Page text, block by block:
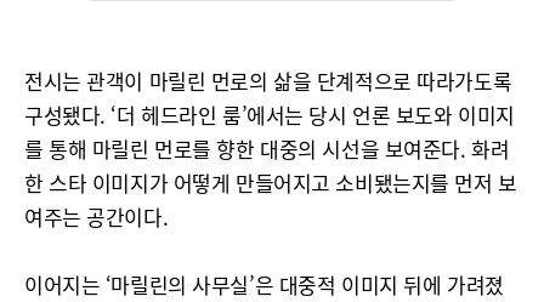
전시는 관객이 마릴린 먼로의 삶을 단계적으로 따라가도록
구성됐다. ‘더 헤드라인 룸’에서는 당시 언론 보도와 이미지
를 통해 마릴린 먼로를 향한 대중의 시선을 보여준다. 화려
한 스타 이미지가 어떻게 만들어지고 소비됐는지를 먼저 보
여주는 공간이다.
이어지는 ‘마릴린의 사무실’은 대중적 이미지 뒤에 가려졌